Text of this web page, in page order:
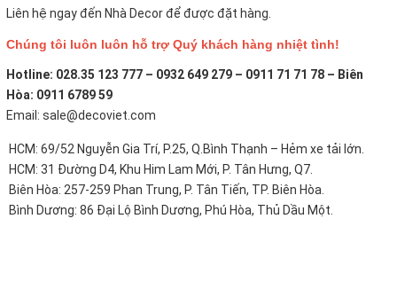
Liên hệ ngay đến Nhà Decor để được đặt hàng.
Chúng tôi luôn luôn hỗ trợ Quý khách hàng nhiệt tình!
Hotline: 028.35 123 777 – 0932 649 279 – 0911 71 71 78 – Biên
Hòa: 0911 6789 59
Email: sale@decoviet.com
HCM: 69/52 Nguyễn Gia Trí, P.25, Q.Bình Thạnh – Hẻm xe tải lớn.
HCM: 31 Đường D4, Khu Him Lam Mới, P. Tân Hưng, Q7.
Biên Hòa: 257-259 Phan Trung, P. Tân Tiến, TP. Biên Hòa.
Bình Dương: 86 Đại Lộ Bình Dương, Phú Hòa, Thủ Dầu Một.